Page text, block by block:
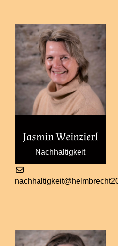
Jasmin Weinzierl
Nachhaltigkeit